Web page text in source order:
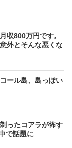
収800万円です。
外とそんな悪くな
ール島、島っぽい
ったコアラが怖す
で話題に
】欧州の鳩、キモい
】イギリスのロッコ
普段何考えてるの？